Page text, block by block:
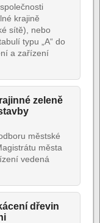
krajině
sítě), nebo
typu „A“ do
a zařízení
zeleně
městské
města
vedená
dřevin